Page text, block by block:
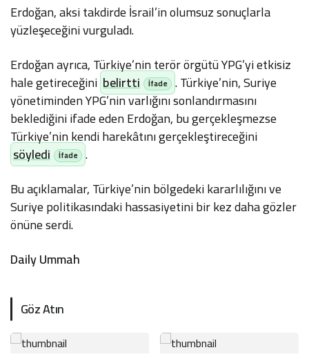
Erdoğan, aksi takdirde İsrail’in olumsuz sonuçlarla
yüzleşeceğini vurguladı.
Erdoğan ayrıca, Türkiye’nin terör örgütü YPG’yi etkisiz
hale getireceğini belirtti . Türkiye’nin, Suriye
yönetiminden YPG’nin varlığını sonlandırmasını
beklediğini ifade eden Erdoğan, bu gerçekleşmezse
Türkiye’nin kendi harekâtını gerçekleştireceğini
söyledi
.
Bu açıklamalar, Türkiye’nin bölgedeki kararlılığını ve
Suriye politikasındaki hassasiyetini bir kez daha gözler
önüne serdi.
Daily Ummah
Göz Atın